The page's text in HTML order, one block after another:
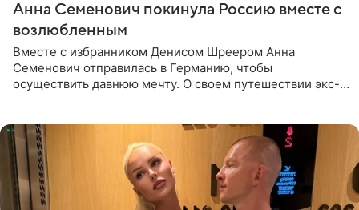
Анна Семенович покинула Россию вместе с
возлюбленным
Вместе с избранником Денисом Шреером Анна
Семенович отправилась в Германию, чтобы
осуществить давнюю мечту. О своем путешествии экс-